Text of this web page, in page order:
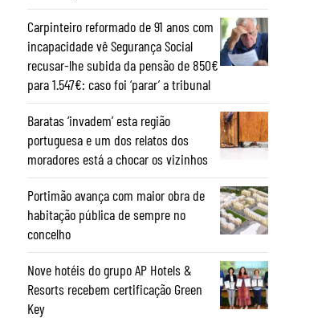
Carpinteiro reformado de 91 anos com
incapacidade vê Segurança Social
recusar-lhe subida da pensão de 850€
para 1.547€: caso foi ‘parar’ a tribunal
Baratas ‘invadem’ esta região
portuguesa e um dos relatos dos
moradores está a chocar os vizinhos
Portimão avança com maior obra de
habitação pública de sempre no
concelho
Nove hotéis do grupo AP Hotels &
Resorts recebem certificação Green
Key